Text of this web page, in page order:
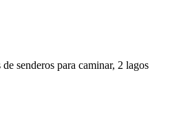
senderos para caminar, 2 lagos